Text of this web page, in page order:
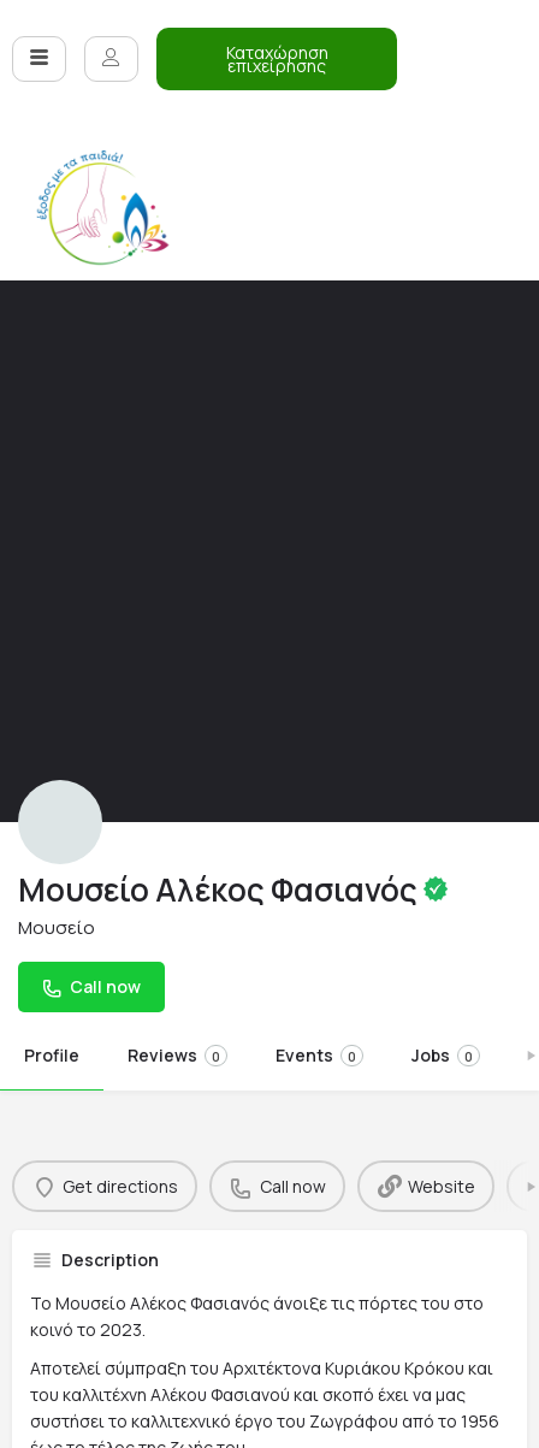
Καταχώρηση
επιχείρησης
Μουσείο Αλέκος Φασιανός
Μουσείο
Call now
Profile Reviews 0 Events 0 Jobs 0
Get directions Call now Website
Description
Το Μουσείο Αλέκος Φασιανός άνοιξε τις πόρτες του στο
κοινό το 2023.
Αποτελεί σύμπραξη του Αρχιτέκτονα Κυριάκου Κρόκου και
του καλλιτέχνη Αλέκου Φασιανού και σκοπό έχει να μας
συστήσει το καλλιτεχνικό έργο του Ζωγράφου από το 1956